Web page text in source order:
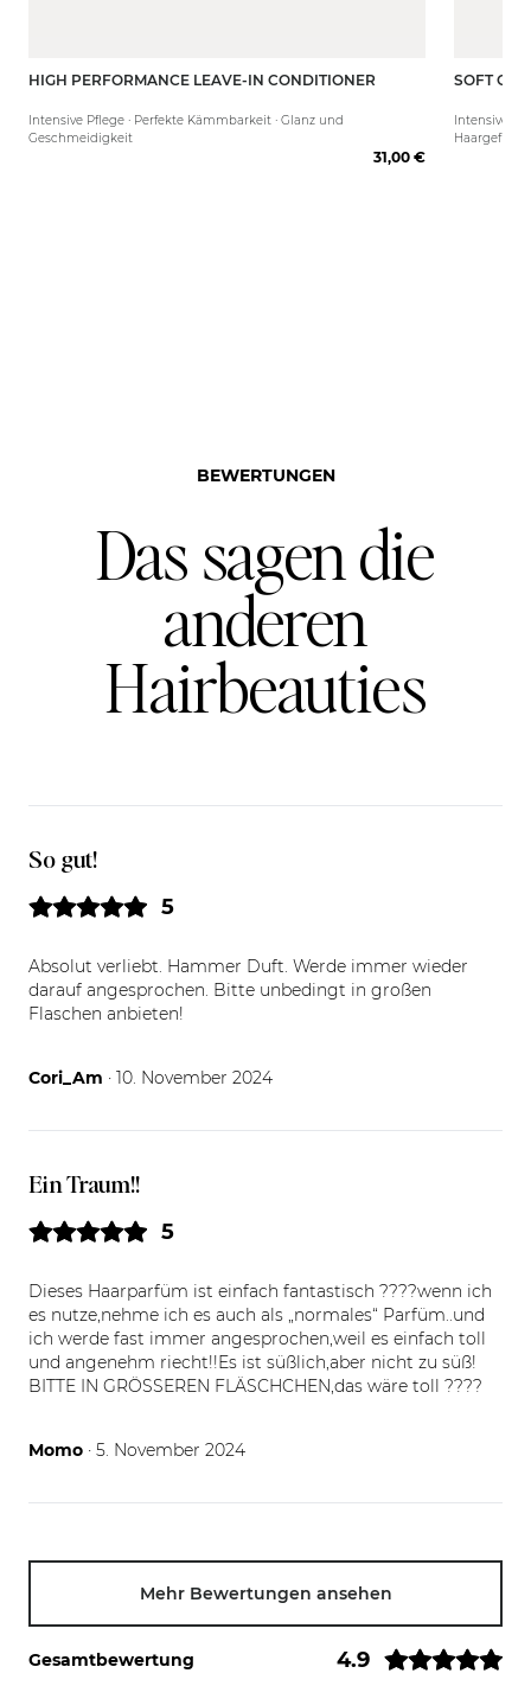
250 ml
HIGH PERFORMANCE LEAVE-IN CONDITIONER
Intensive Pflege · Perfekte Kämmbarkeit · Glanz und
Geschmeidigkeit
31,00 €
50 ml SOFT
Intensive
Haargefühl
BEWERTUNGEN
Das sagen die
anderen
Hairbeauties
So gut!
5
Absolut verliebt. Hammer Duft. Werde immer wieder
darauf angesprochen. Bitte unbedingt in großen
Flaschen anbieten!
Cori_Am 10.11.24
· 10. November 2024
Ein Traum!!
5
Dieses Haarparfüm ist einfach fantastisch ????wenn ich
es nutze,nehme ich es auch als „normales“ Parfüm..und
ich werde fast immer angesprochen,weil es einfach toll
und angenehm riecht!!Es ist süßlich,aber nicht zu süß!
BITTE IN GRÖSSEREN FLÄSCHCHEN,das wäre toll ????
Momo 05.11.24
· 5. November 2024
Mehr Bewertungen ansehen
Gesamtbewertung 4.9